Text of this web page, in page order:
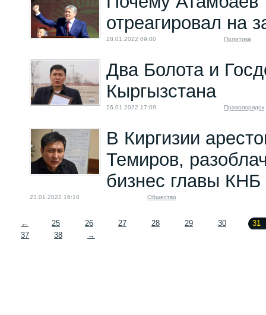
отреагировал на
28.01.2022 09:00 Политика
Два Болота и
Кыргызстана
26.01.2022 17:09 Правопорядок
В Киргизии
Темиров,
бизнес главы
23.01.2022 16:10 Общество
← 25 26 27 28 29 30
31
37
38 →